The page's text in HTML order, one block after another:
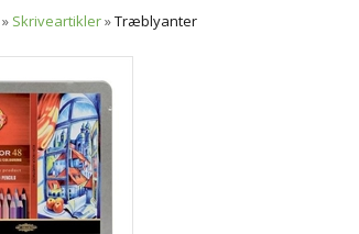
» Skriveartikler»Træblyanter